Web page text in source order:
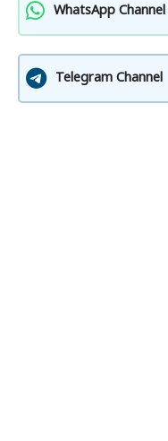
WhatsApp Channel
Telegram Channel